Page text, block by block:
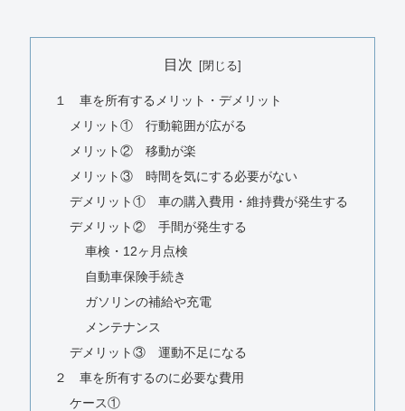
目次
１ 車を所有するメリット・デメリット
メリット① 行動範囲が広がる
メリット② 移動が楽
メリット③ 時間を気にする必要がない
デメリット① 車の購入費用・維持費が発生する
デメリット② 手間が発生する
車検・12ヶ月点検
自動車保険手続き
ガソリンの補給や充電
メンテナンス
デメリット③ 運動不足になる
２ 車を所有するのに必要な費用
ケース①